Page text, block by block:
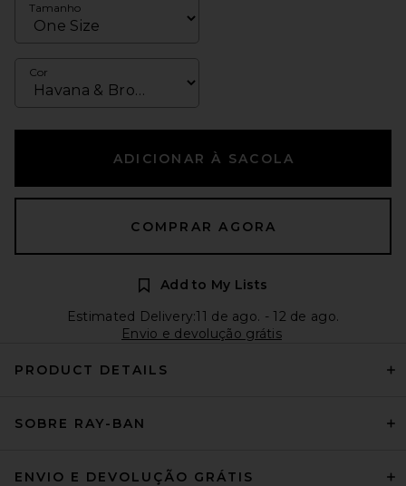
Tamanho
Cor
ADICIONAR À SACOLA
COMPRAR AGORA
Add to My Lists
Estimated Delivery:11 de ago. - 12 de ago.
Envio e devolução grátis
PRODUCT DETAILS
SOBRE RAY-BAN
ENVIO E DEVOLUÇÃO GRÁTIS